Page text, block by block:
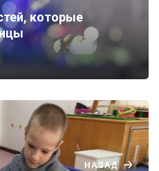
которые
НАЗАД